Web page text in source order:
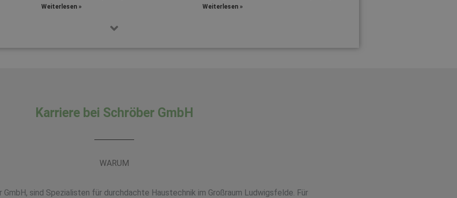
Weiterlesen » Weiterlesen »
Karriere bei Schröber GmbH
WARUM
GmbH, sind Spezialisten für durchdachte Haustechnik im Großraum Ludwigsfelde. Für